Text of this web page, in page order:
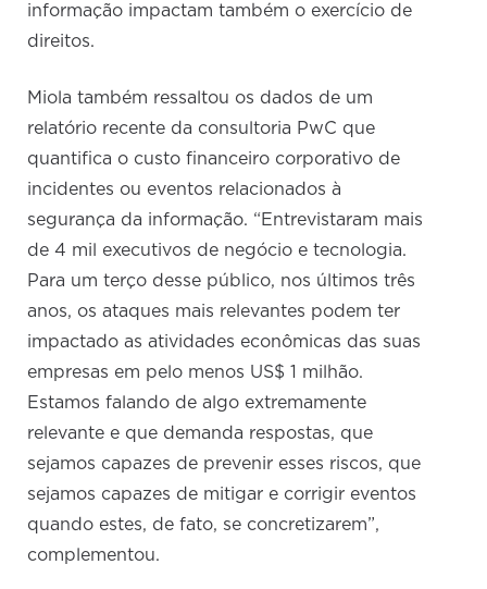
informação impactam também o exercício de
direitos.
Miola também ressaltou os dados de um
relatório recente da consultoria PwC que
quantifica o custo financeiro corporativo de
incidentes ou eventos relacionados à
segurança da informação. “Entrevistaram mais
de 4 mil executivos de negócio e tecnologia.
Para um terço desse público, nos últimos três
anos, os ataques mais relevantes podem ter
impactado as atividades econômicas das suas
empresas em pelo menos US$ 1 milhão.
Estamos falando de algo extremamente
relevante e que demanda respostas, que
sejamos capazes de prevenir esses riscos, que
sejamos capazes de mitigar e corrigir eventos
quando estes, de fato, se concretizarem”,
complementou.